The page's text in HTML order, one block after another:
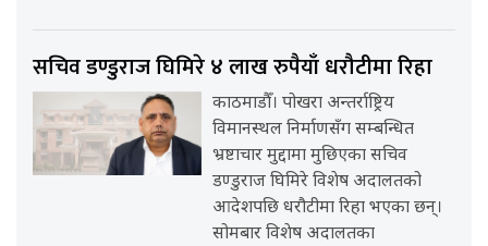
सचिव डण्डुराज घिमिरे ४ लाख रुपैयाँ धरौटीमा रिहा
काठमाडौँ। पोखरा अन्तर्राष्ट्रिय
विमानस्थल निर्माणसँग सम्बन्धित
भ्रष्टाचार मुद्दामा मुछिएका सचिव
डण्डुराज घिमिरे विशेष अदालतको
आदेशपछि धरौटीमा रिहा भएका छन्।
सोमबार विशेष अदालतका